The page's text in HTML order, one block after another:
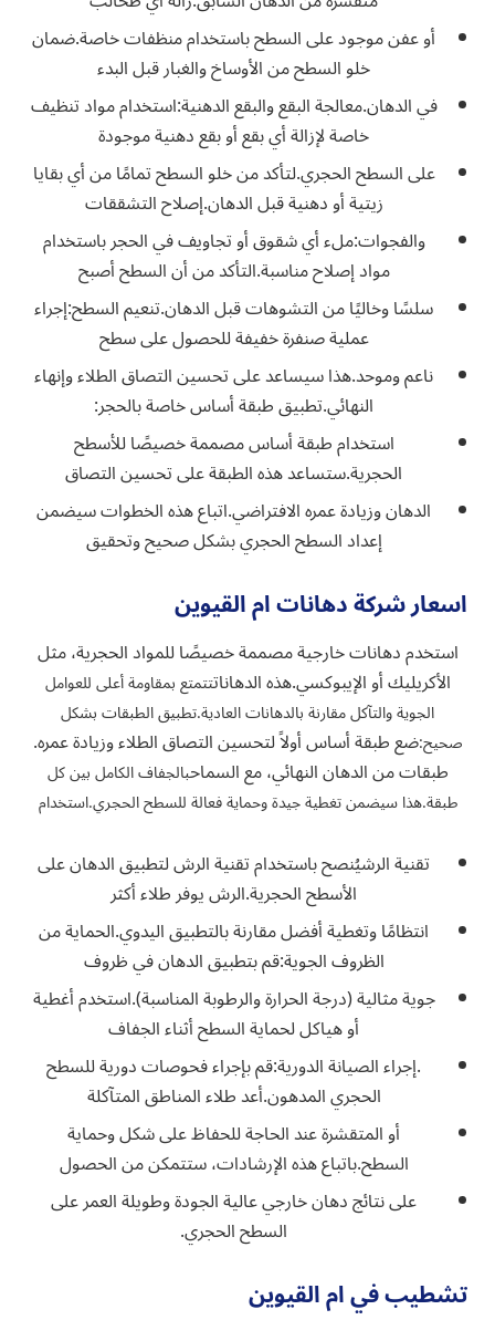
أو عفن موجود على السطح باستخدام منظفات خاصة.ضمان
خلو السطح من الأوساخ والغبار قبل البدء
في الدهان.معالجة البقع والبقع الدهنية:استخدام مواد تنظيف
خاصة لإزالة أي بقع أو بقع دهنية موجودة
على السطح الحجري.لتأكد من خلو السطح تمامًا من أي بقايا
زيتية أو دهنية قبل الدهان.إصلاح التشققات
والفجوات:ملء أي شقوق أو تجاويف في الحجر باستخدام
مواد إصلاح مناسبة.التأكد من أن السطح أصبح
سلسًا وخاليًا من التشوهات قبل الدهان.تنعيم السطح:إجراء
عملية صنفرة خفيفة للحصول على سطح
ناعم وموحد.هذا سيساعد على تحسين التصاق الطلاء وإنهاء
النهائي.تطبيق طبقة أساس خاصة بالحجر:
استخدام طبقة أساس مصممة خصيصًا للأسطح
الحجرية.ستساعد هذه الطبقة على تحسين التصاق
الدهان وزيادة عمره الافتراضي.اتباع هذه الخطوات سيضمن
إعداد السطح الحجري بشكل صحيح وتحقيق
اسعار شركة دهانات ام القيوين
استخدم دهانات خارجية مصممة خصيصًا للمواد الحجرية، مثل
الأكريليك أو الإيبوكسي.هذه الدهاناتتتمتع بمقاومة أعلى للعوامل
الجوية والتآكل مقارنة بالدهانات العادية.تطبيق الطبقات بشكل
صحيح:ضع طبقة أساس أولاً لتحسين التصاق الطلاء وزيادة عمره.
طبقات من الدهان النهائي، مع السماحبالجفاف الكامل بين كل
طبقة.هذا سيضمن تغطية جيدة وحماية فعالة للسطح الحجري.استخدام
تقنية الرشيُنصح باستخدام تقنية الرش لتطبيق الدهان على
الأسطح الحجرية.الرش يوفر طلاء أكثر
انتظامًا وتغطية أفضل مقارنة بالتطبيق اليدوي.الحماية من
الظروف الجوية:قم بتطبيق الدهان في ظروف
جوية مثالية (درجة الحرارة والرطوبة المناسبة).استخدم أغطية
أو هياكل لحماية السطح أثناء الجفاف
.إجراء الصيانة الدورية:قم بإجراء فحوصات دورية للسطح
الحجري المدهون.أعد طلاء المناطق المتآكلة
أو المتقشرة عند الحاجة للحفاظ على شكل وحماية
السطح.باتباع هذه الإرشادات، ستتمكن من الحصول
على نتائج دهان خارجي عالية الجودة وطويلة العمر على
السطح الحجري.
تشطيب في ام القيوين